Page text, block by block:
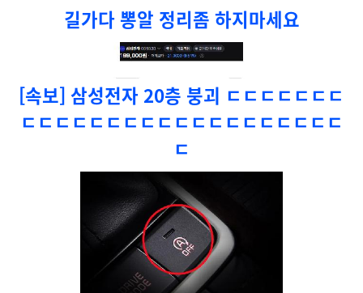
길가다 뽕알 정리좀 하지마세요
[속보] 삼성전자 20층 붕괴 ㄷㄷㄷㄷㄷㄷㄷ
ㄷㄷㄷㄷㄷㄷㄷㄷㄷㄷㄷㄷㄷㄷㄷㄷㄷㄷㄷ
ㄷ